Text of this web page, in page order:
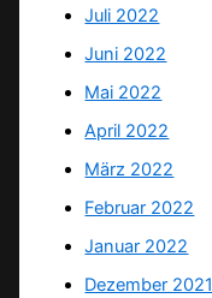
Juli 2022
Juni 2022
Mai 2022
April 2022
März 2022
Februar 2022
Januar 2022
Dezember 2021